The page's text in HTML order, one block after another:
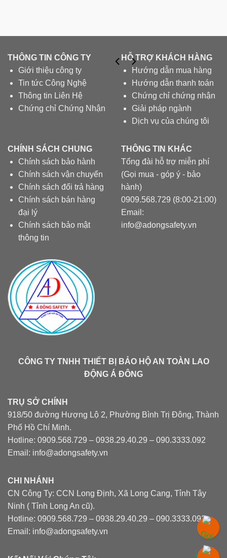
THÔNG TIN CÔNG TY
Giới thiệu công ty
Tin tức Công Nghệ
Thông tin Liên Hệ
Chứng chỉ Chứng Nhận
HỖ TRỢ KHÁCH HÀNG
Hướng dẫn mua hàng
Hướng dẫn thanh toán
Chứng chỉ chứng nhận
Giải pháp ngành
Dịch vụ của chúng tôi
CHÍNH SÁCH CHUNG
Chính sách bảo hành
Chính sách vận chuyển
Chính sách đổi trả hàng
Chính sách bán hàng
đại lý
Chính sách bảo mật
thông tin
THÔNG TIN KHÁC
Tổng đài hỗ trợ miễn phí
(Gọi mua - góp ý - bảo
hành)
0909.568.729 (8:00-21:00)
Email:
info@adongsafety.vn
CÔNG TY TNHH THIẾT BỊ BẢO HỘ AN TOÀN LAO
ĐỘNG Á ĐÔNG
TRỤ SỞ CHÍNH
918/50 đường Hượng Lộ 2, Phường Bình Trị Đông, Thành
Phố Hồ Chí Minh.
Hotline: 0909.568.729 – 0938.29.40.29 – 090.3333.092
Email: info@adongsafety.vn
CHI NHÁNH
CN Công Ty: CCN Long Định, Xã Long Cang, Tỉnh Tây
Ninh ( Tỉnh Long An cũ).
Hotline: 0909.568.729 – 0938.29.40.29 – 090.3333.092
Email: info@adongsafety.vn